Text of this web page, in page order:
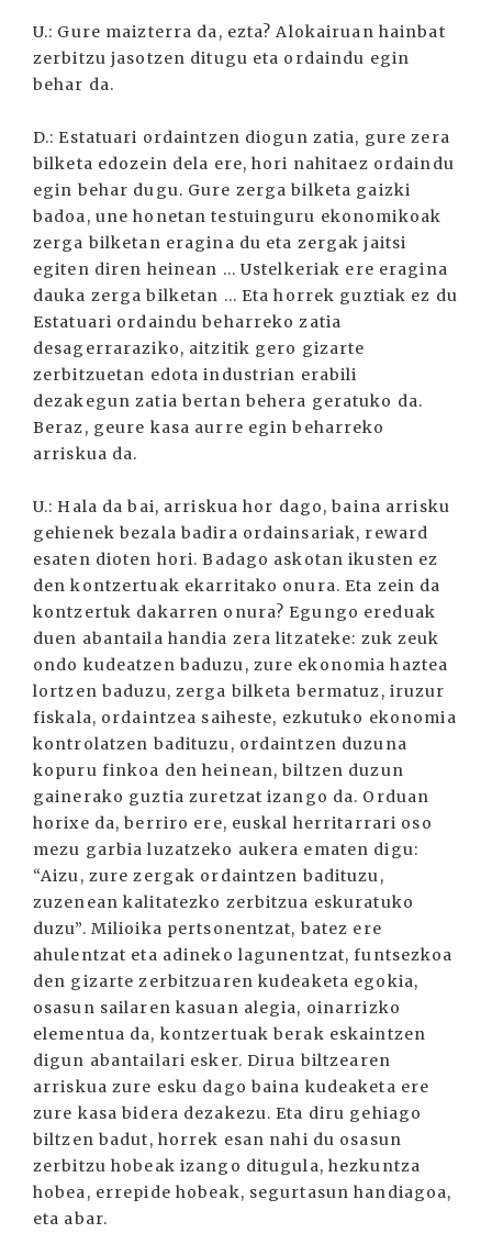
U.: Gure maizterra da, ezta? Alokairuan hainbat
zerbitzu jasotzen ditugu eta ordaindu egin
behar da.
D.: Estatuari ordaintzen diogun zatia, gure zera
bilketa edozein dela ere, hori nahitaez ordaindu
egin behar dugu. Gure zerga bilketa gaizki
badoa, une honetan testuinguru ekonomikoak
zerga bilketan eragina du eta zergak jaitsi
egiten diren heinean ... Ustelkeriak ere eragina
dauka zerga bilketan ... Eta horrek guztiak ez du
Estatuari ordaindu beharreko zatia
desagerraraziko, aitzitik gero gizarte
zerbitzuetan edota industrian erabili
dezakegun zatia bertan behera geratuko da.
Beraz, geure kasa aurre egin beharreko
arriskua da.
U.: Hala da bai, arriskua hor dago, baina arrisku
gehienek bezala badira ordainsariak, reward
esaten dioten hori. Badago askotan ikusten ez
den kontzertuak ekarritako onura. Eta zein da
kontzertuk dakarren onura? Egungo ereduak
duen abantaila handia zera litzateke: zuk zeuk
ondo kudeatzen baduzu, zure ekonomia haztea
lortzen baduzu, zerga bilketa bermatuz, iruzur
fiskala, ordaintzea saiheste, ezkutuko ekonomia
kontrolatzen badituzu, ordaintzen duzuna
kopuru finkoa den heinean, biltzen duzun
gainerako guztia zuretzat izango da. Orduan
horixe da, berriro ere, euskal herritarrari oso
mezu garbia luzatzeko aukera ematen digu:
“Aizu, zure zergak ordaintzen badituzu,
zuzenean kalitatezko zerbitzua eskuratuko
duzu”. Milioika pertsonentzat, batez ere
ahulentzat eta adineko lagunentzat, funtsezkoa
den gizarte zerbitzuaren kudeaketa egokia,
osasun sailaren kasuan alegia, oinarrizko
elementua da, kontzertuak berak eskaintzen
digun abantailari esker. Dirua biltzearen
arriskua zure esku dago baina kudeaketa ere
zure kasa bidera dezakezu. Eta diru gehiago
biltzen badut, horrek esan nahi du osasun
zerbitzu hobeak izango ditugula, hezkuntza
hobea, errepide hobeak, segurtasun handiagoa,
eta abar.